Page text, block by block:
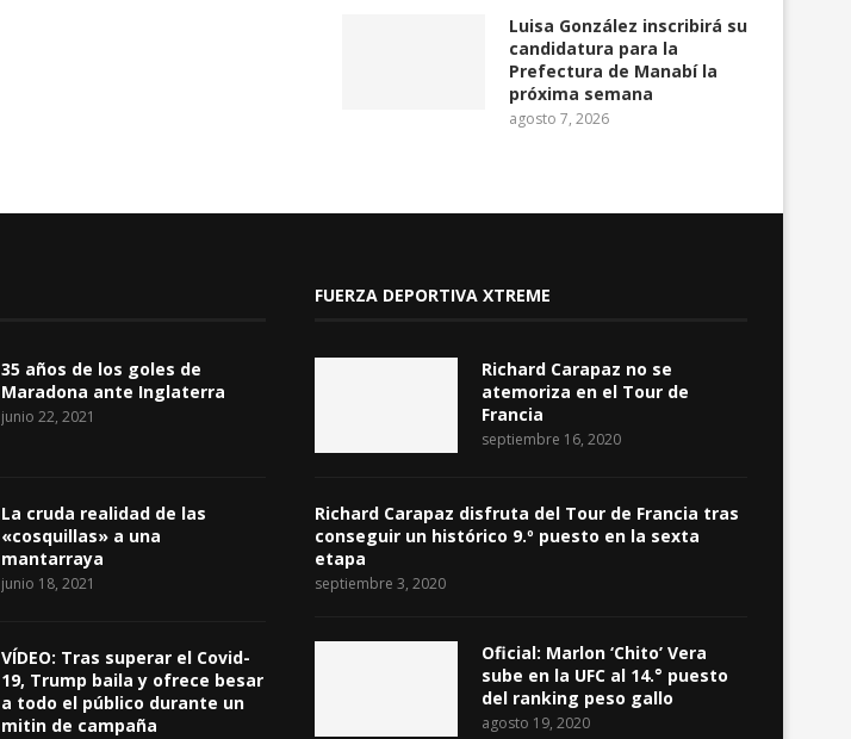
Luisa González inscribirá su
candidatura para la
Prefectura de Manabí la
próxima semana
agosto 7, 2026
35 años de los goles de
Maradona ante Inglaterra
junio 22, 2021
La cruda realidad de las
«cosquillas» a una
mantarraya
junio 18, 2021
VÍDEO: Tras superar el Covid-
19, Trump baila y ofrece besar
a todo el público durante un
mitin de campaña
FUERZA DEPORTIVA XTREME
Richard Carapaz no se
atemoriza en el Tour de
Francia
septiembre 16, 2020
Richard Carapaz disfruta del Tour de Francia tras
conseguir un histórico 9.º puesto en la sexta
etapa
septiembre 3, 2020
Oficial: Marlon ‘Chito’ Vera
sube en la UFC al 14.° puesto
del ranking peso gallo
agosto 19, 2020